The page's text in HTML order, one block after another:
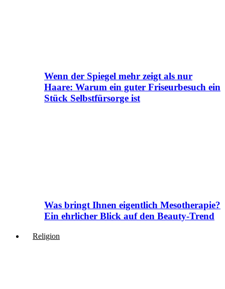
Wenn der Spiegel mehr zeigt als nur
Haare: Warum ein guter Friseurbesuch ein
Stück Selbstfürsorge ist
Was bringt Ihnen eigentlich Mesotherapie?
Ein ehrlicher Blick auf den Beauty-Trend
Religion